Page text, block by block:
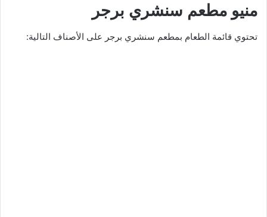
منيو مطعم سنشري برجر
تحتوي قائمة الطعام بمطعم سنشري برجر على الأصناف التالية: